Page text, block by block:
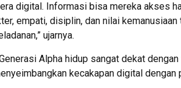
digital. Informasi bisa mereka akses
empati, disiplin, dan nilai
ujarnya.
Alpha hidup sangat dekat
kecakapan digital dengan